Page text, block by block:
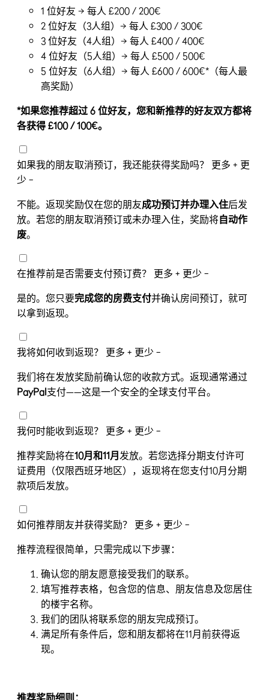
1 位好友 → 每人 £200 / 200€
2 位好友（3人组）→ 每人 £300 / 300€
3 位好友（4人组）→ 每人 £400 / 400€
4 位好友（5人组）→ 每人 £500 / 500€
5 位好友（6人组）→ 每人 £600 / 600€*（每人最
高奖励）
*如果您推荐超过 6 位好友，您和新推荐的好友双方都将
各获得 £100 / 100€。
如果我的朋友取消预订，我还能获得奖励吗？ 更多 + 更
少 −
不能。返现奖励仅在您的朋友成功预订并办理入住后发
放。若您的朋友取消预订或未办理入住，奖励将自动作
废。
在推荐前是否需要支付预订费？ 更多 + 更少 −
是的。您只要完成您的房费支付并确认房间预订，就可
以拿到返现。
我将如何收到返现？ 更多 + 更少 −
我们将在发放奖励前确认您的收款方式。返现通常通过
PayPal支付——这是一个安全的全球支付平台。
我何时能收到返现？ 更多 + 更少 −
推荐奖励将在10月和11月发放。若您选择分期支付许可
证费用（仅限西班牙地区），返现将在您支付10月分期
款项后发放。
如何推荐朋友并获得奖励？ 更多 + 更少 −
推荐流程很简单，只需完成以下步骤：
确认您的朋友愿意接受我们的联系。
填写推荐表格，包含您的信息、朋友信息及您居住
的楼宇名称。
我们的团队将联系您的朋友完成预订。
满足所有条件后，您和朋友都将在11月前获得返
现。